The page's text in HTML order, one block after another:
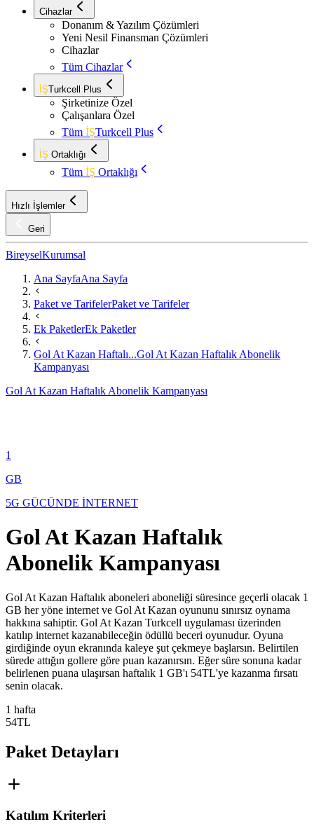
Cihazlar
Donanım & Yazılım Çözümleri
Yeni Nesil Finansman Çözümleri
Cihazlar
Tüm Cihazlar
İŞTurkcell Plus
Şirketinize Özel
Çalışanlara Özel
Tüm İŞTurkcell Plus
İŞ Ortaklığı
Tüm İŞ Ortaklığı
Hızlı İşlemler
Geri
BireyselKurumsal
Ana SayfaAna Sayfa
Paket ve TarifelerPaket ve Tarifeler
Ek PaketlerEk Paketler
Gol At Kazan Haftalı...Gol At Kazan Haftalık Abonelik
Kampanyası
Gol At Kazan Haftalık Abonelik Kampanyası
1
GB
5G GÜCÜNDE İNTERNET
Gol At Kazan Haftalık
Abonelik Kampanyası
​Gol At Kazan Haftalık aboneleri aboneliği süresince geçerli olacak 1
GB her yöne internet ve Gol At Kazan oyununu sınırsız oynama
hakkına sahiptir. Gol At Kazan Turkcell uygulaması üzerinden
katılıp internet kazanabileceğin ödüllü beceri oyunudur. Oyuna
girdiğinde oyun ekranında kaleye şut çekmeye başlarsın. Belirtilen
sürede attığın gollere göre puan kazanırsın. Eğer süre sonuna kadar
belirlenen puana ulaşırsan haftalık 1 GB'ı 54TL'ye kazanma fırsatı
senin olacak.
1 hafta
54TL
Paket Detayları
Katılım Kriterleri